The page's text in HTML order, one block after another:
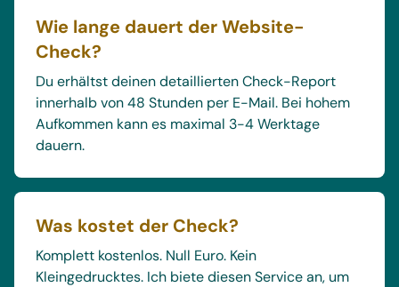
Wie lange dauert der Website-
Check?
Du erhältst deinen detaillierten Check-Report
innerhalb von 48 Stunden per E-Mail. Bei hohem
Aufkommen kann es maximal 3-4 Werktage
dauern.
Was kostet der Check?
Komplett kostenlos. Null Euro. Kein
Kleingedrucktes. Ich biete diesen Service an, um